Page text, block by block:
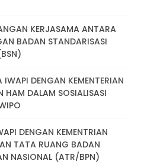
KERJASAMA ANTARA
BADAN STANDARISASI
IWAPI DENGAN KEMENTERIAN
HAM DALAM SOSIALISASI
DENGAN KEMENTRIAN
TATA RUANG BADAN
NASIONAL (ATR/BPN)